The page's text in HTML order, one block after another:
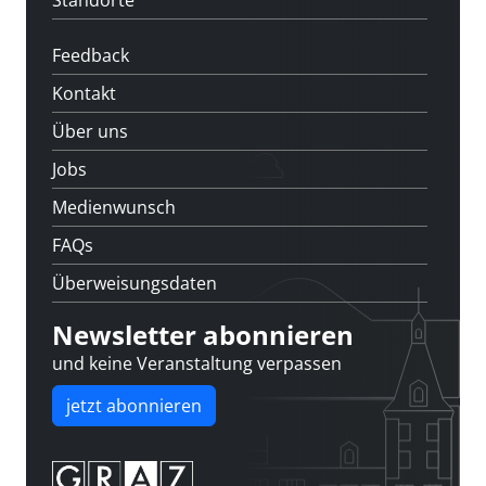
Feedback
Kontakt
Über uns
Jobs
Medienwunsch
FAQs
Überweisungsdaten
Newsletter abonnieren
und keine Veranstaltung verpassen
jetzt abonnieren